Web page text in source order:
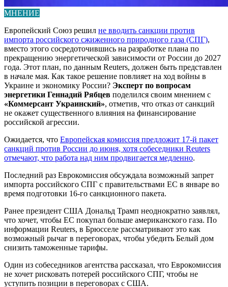
МНЕНИЕ
Европейский Союз решил не вводить санкции против
импорта российского сжиженного природного газа (СПГ),
вместо этого сосредоточившись на разработке плана по
прекращению энергетической зависимости от России до 2027
года. Этот план, по данным Reuters, должен быть представлен
в начале мая. Как такое решение повлияет на ход войны в
Украине и экономику России? Эксперт по вопросам
энергетики Геннадий Рябцев поделился своим мнением с
«Коммерсант Украинский», отметив, что отказ от санкций
не окажет существенного влияния на финансирование
российской агрессии.
Ожидается, что Европейская комиссия предложит 17-й пакет
санкций против России до июня, хотя собеседники Reuters
отмечают, что работа над ним продвигается медленно.
Последний раз Еврокомиссия обсуждала возможный запрет
импорта российского СПГ с правительствами ЕС в январе во
время подготовки 16-го санкционного пакета.
Ранее президент США Дональд Трамп неоднократно заявлял,
что хочет, чтобы ЕС покупал больше американского газа. По
информации Reuters, в Брюсселе рассматривают это как
возможный рычаг в переговорах, чтобы убедить Белый дом
снизить таможенные тарифы.
Один из собеседников агентства рассказал, что Еврокомиссия
не хочет рисковать потерей российского СПГ, чтобы не
уступить позиции в переговорах с США.